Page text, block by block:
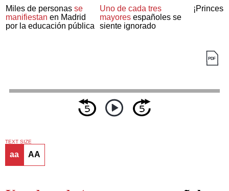
Miles de personasse
manifiestan en Madrid
por la educación pública
Uno de cada tres
mayoresespañoles se
siente ignorado
TEXT SIZE
aa AA